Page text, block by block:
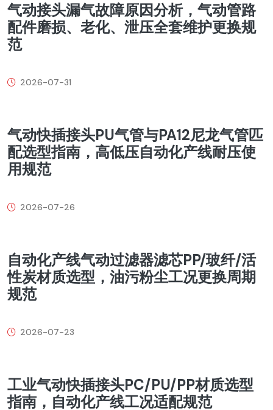
气动接头漏气故障原因分析，气动管路
配件磨损、老化、泄压全套维护更换规
范
2026-07-31
气动快插接头PU气管与PA12尼龙气管匹
配选型指南，高低压自动化产线耐压使
用规范
2026-07-26
自动化产线气动过滤器滤芯PP/玻纤/活
性炭材质选型，油污粉尘工况更换周期
规范
2026-07-23
工业气动快插接头PC/PU/PP材质选型
指南，自动化产线工况适配规范